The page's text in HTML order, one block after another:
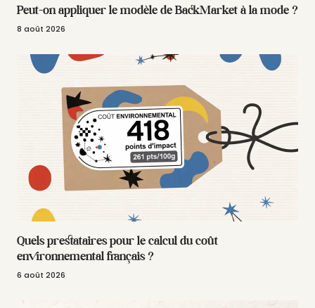
Peut-on appliquer le modèle de BackMarket à la mode ?
8 août 2026
Quels prestataires pour le calcul du coût
environnemental français ?
6 août 2026